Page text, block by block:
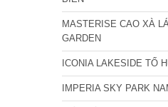
MASTERISE CAO XÀ
GARDEN
ICONIA LAKESIDE TỐ
IMPERIA SKY PARK